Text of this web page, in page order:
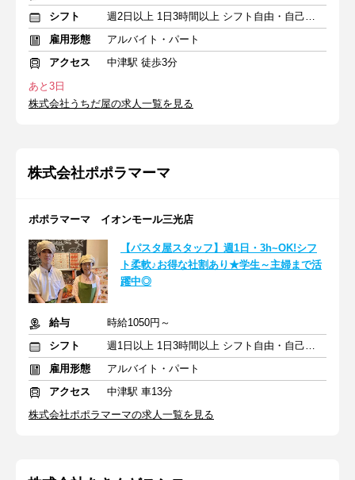
シフト
週2日以上 1日3時間以上 シフト自由・自己申告
雇用形態
アルバイト・パート
アクセス
中津駅 徒歩3分
あと3日
株式会社うちだ屋の求人一覧を見る
株式会社ポポラマーマ
ポポラマーマ イオンモール三光店
【パスタ屋スタッフ】週1日・3h~OK!シフ
ト柔軟♪お得な社割あり★学生～主婦まで活
躍中◎
給与
時給1050円～
シフト
週1日以上 1日3時間以上 シフト自由・自己申告
雇用形態
アルバイト・パート
アクセス
中津駅 車13分
株式会社ポポラマーマの求人一覧を見る